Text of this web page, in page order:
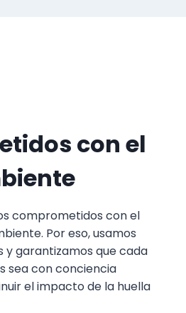
con el
comprometidos con el
Por eso, usamos
y garantizamos que cada
sea con conciencia
el impacto de la huella